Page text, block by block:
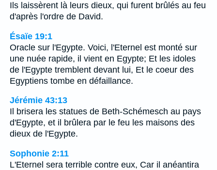
Ils laissèrent là leurs dieux, qui furent brûlés au feu
d'après l'ordre de David.
Ésaïe 19:1
Oracle sur l'Egypte. Voici, l'Eternel est monté sur
une nuée rapide, il vient en Egypte; Et les idoles
de l'Egypte tremblent devant lui, Et le coeur des
Egyptiens tombe en défaillance.
Jérémie 43:13
Il brisera les statues de Beth-Schémesch au pays
d'Egypte, et il brûlera par le feu les maisons des
dieux de l'Egypte.
Sophonie 2:11
L'Eternel sera terrible contre eux, Car il anéantira